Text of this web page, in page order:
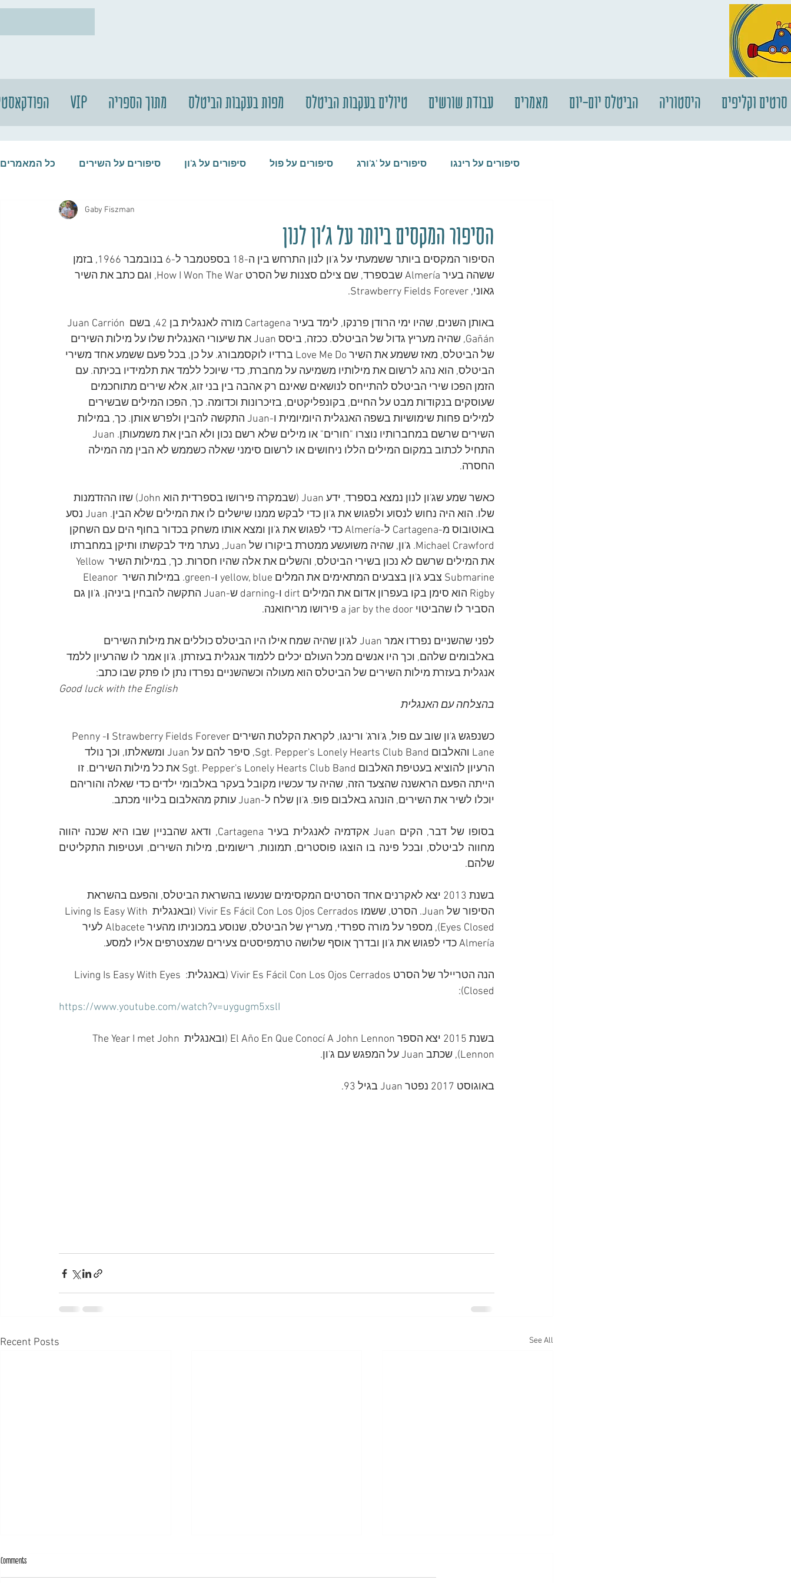
VIP מתוך הספריה מפות בעקבות הביטלס טיולים בעקבות הביטלס עבודת שורשים מאמרים הביטלס יום-יום היסטוריה סרטים וקליפים
כל המאמרים סיפורים על השירים סיפורים על ג'ון סיפורים על פול סיפורים על 'ג'ורג סיפורים על רינגו
סיפורים על הביטלס סיפורים על התקליטים
הסיפור המקסים ביותר על ג'ון לנון
Gaby Fiszman
הסיפור המקסים ביותר ששמעתי על ג'ון לנון התרחש בין ה-18 בספטמבר ל-6 בנובמבר 1966, בזמן
ששהה בעיר Almería שבספרד, שם צילם סצנות של הסרט How I Won The War, וגם כתב את השיר
גאוני, Strawberry Fields Forever.
באותן השנים, שהיו ימי הרודן פרנקו, לימד בעיר Cartagena מורה לאנגלית בן 42, בשם Juan Carrión
Gañán, שהיה מעריץ גדול של הביטלס. ככזה, ביסס Juan את שיעורי האנגלית שלו על מילות השירים
של הביטלס, מאז ששמע את השיר Love Me Do ברדיו לוקסמבורג. על כן, בכל פעם ששמע אחד משירי
הביטלס, הוא נהג לרשום את מילותיו משמיעה על מחברת, כדי שיוכל ללמד את תלמידיו בכיתה. עם
הזמן הפכו שירי הביטלס להתייחס לנושאים שאינם רק אהבה בין בני זוג, אלא שירים מתוחכמים
שעוסקים בנקודות מבט על החיים, בקונפליקטים, בזיכרונות וכדומה. כך, הפכו המילים שבשירים
למילים פחות שימושיות בשפה האנגלית היומיומית ו-Juan התקשה להבין ולפרש אותן. כך, במילות
התחיל לכתוב במקום המילים הללו ניחושים או לרשום סימני שאלה כשממש לא הבין מה המילה
החסרה.
כאשר שמע שג'ון לנון נמצא בספרד, ידע Juan (שבמקרה פירושו בספרדית הוא John) שזו ההזדמנות
שלו. הוא היה נחוש לנסוע ולפגוש את ג'ון כדי לבקש ממנו שישלים לו את המילים שלא הבין. Juan נסע
באוטובוס מ-Cartagena ל-Almería כדי לפגוש את ג'ון ומצא אותו משחק בכדור בחוף הים עם השחקן
Michael Crawford. ג'ון, שהיה משועשע ממטרת ביקורו של Juan, נעתר מיד לבקשתו ותיקן במחברתו
את המילים שרשם לא נכון בשירי הביטלס, והשלים את אלה שהיו חסרות. כך, במילות השיר Yellow
Submarine צבע ג'ון בצבעים המתאימים את המלים yellow, blue ו-green. במילות השיר Eleanor
Rigby הוא סימן בקו בעפרון אדום את המילים dirt ו-darning ש-Juan התקשה להבחין ביניהן. ג'ון גם
הסביר לו שהביטוי a jar by the door פירושו מריחואנה.
לפני שהשניים נפרדו אמר Juan לג'ון שהיה שמח אילו היו הביטלס כוללים את מילות השירים
באלבומים שלהם, וכך היו אנשים מכל העולם יכלים ללמוד אנגלית בעזרתן. ג'ון אמר לו שהרעיון ללמד
אנגלית בעזרת מילות השירים של הביטלס הוא מעולה וכשהשניים נפרדו נתן לו פתק שבו כתב:
Good luck with the English
בהצלחה עם האנגלית
כשנפגש ג'ון שוב עם פול, ג'ורג' ורינגו, לקראת הקלטת השירים Strawberry Fields Forever ו-Penny
Lane והאלבום Sgt. Pepper's Lonely Hearts Club Band, סיפר להם על Juan ומשאלתו, וכך נולד
הרעיון להוציא בעטיפת האלבום Sgt. Pepper's Lonely Hearts Club Band את כל מילות השירים. זו
הייתה הפעם הראשנה שהצעד הזה, שהיה עד עכשיו מקובל בעקר באלבומי ילדים כדי שאלה והוריהם
יוכלו לשיר את השירים, הונהג באלבום פופ. ג'ון שלח ל-Juan עותק מהאלבום בליווי מכתב.
שלהם.
בשנת 2013 יצא לאקרנים אחד הסרטים המקסימים שנעשו בהשראת הביטלס, והפעם בהשראת
הסיפור של Juan. הסרט, ששמו Vivir Es Fácil Con Los Ojos Cerrados (ובאנגלית Living Is Easy With
Eyes Closed), מספר על מורה ספרדי, מעריץ של הביטלס, שנוסע במכוניתו מהעיר Albacete לעיר
Almería כדי לפגוש את ג'ון ובדרך אוסף שלושה טרמפיסטים צעירים שמצטרפים אליו למסע.
הנה הטריילר של הסרט Vivir Es Fácil Con Los Ojos Cerrados (באנגלית: Living Is Easy With Eyes
Closed):
https://www.youtube.com/watch?v=uygugm5xslI
בשנת 2015 יצא הספר El Año En Que Conocí A John Lennon (ובאנגלית The Year I met John
Lennon), שכתב Juan על המפגש עם ג'ון.
באוגוסט 2017 נפטר Juan בגיל 93.
Recent Posts See All
Comments